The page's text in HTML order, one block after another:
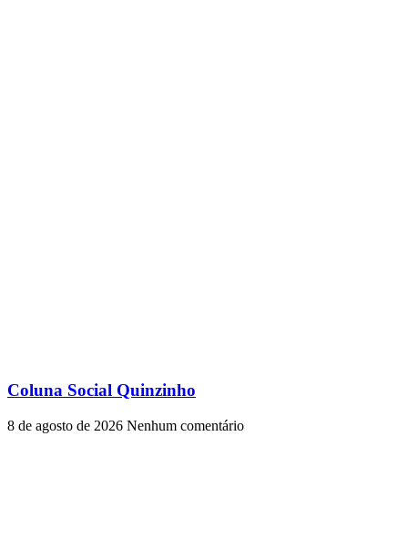
Coluna Social Quinzinho
8 de agosto de 2026 Nenhum comentário